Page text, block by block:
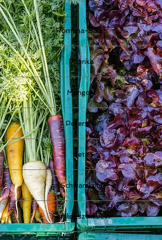
Romana-Salat
Paprika
Mangold
Petersilie
Bete
Schwarzkohl
Frühlingszwiebeln